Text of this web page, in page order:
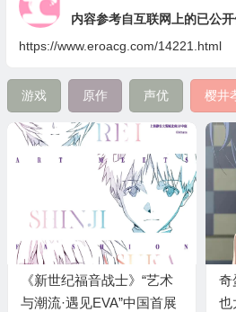
内容参考自互联网上的已公
https://www.eroacg.com/14221.html
游戏 原作 声优 樱井
《新世纪福音战士》“艺术
与潮流·遇见EVA”中国首展
奇
也